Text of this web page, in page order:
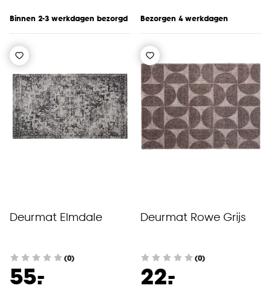
Binnen 2-3 werkdagen bezorgd Bezorgen 4 werkdagen
Deurmat Elmdale
(0)
55.
-
Deurmat Rowe Grijs
(0)
22.
-